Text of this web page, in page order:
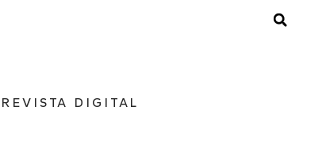
REVISTA DIGITAL